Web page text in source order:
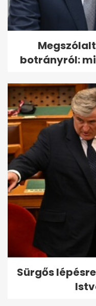
botrányról:
Sürgős